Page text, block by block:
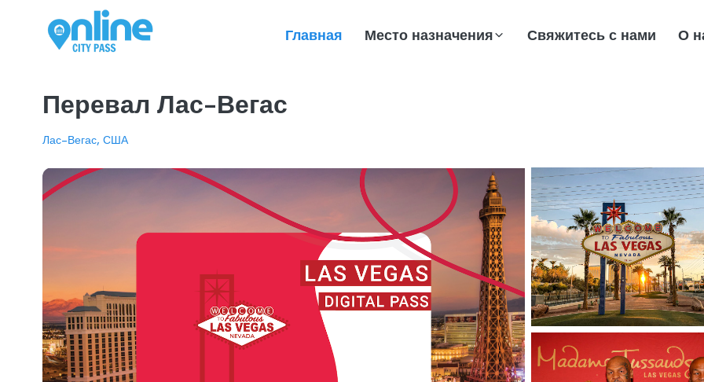
Главная Место назначения Свяжитесь с нами О
Перевал Лас-Вегас
Лас-Вегас, США